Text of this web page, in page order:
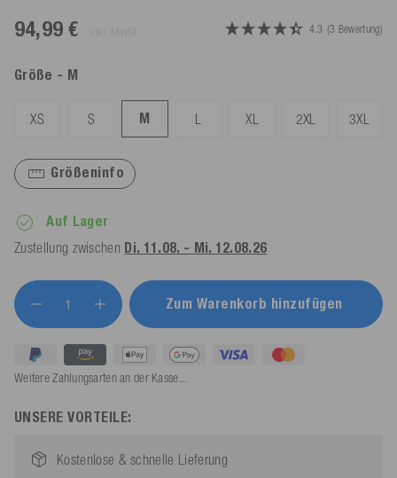
94,99 € 4.3 (3 Bewertung)
Größe - M
XS S M L XL 2XL 3XL
Größeninfo
Auf Lager
Zustellung zwischen Di. 11.08. - Mi. 12.08.26
Zum Warenkorb hinzufügen
Weitere Zahlungsarten an der Kasse...
UNSERE VORTEILE:
Kostenlose & schnelle Lieferung